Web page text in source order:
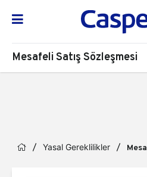
Mesafeli Satış Sözleşmesi
Yasal Gereklilikler